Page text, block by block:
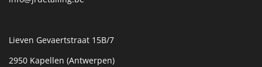
Lieven Gevaertstraat 15B/7
2950 Kapellen (Antwerpen)